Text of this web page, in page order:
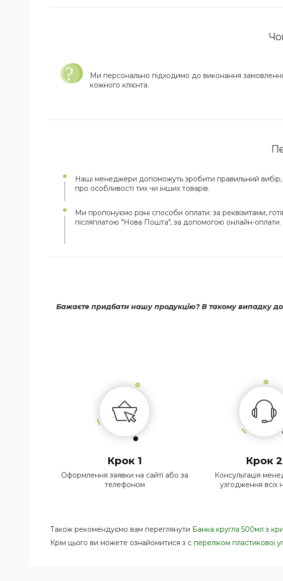
Ми персонально підходимо до виконання
кожного клієнта.
Наші менеджери допоможуть зробити правильний вибір,
про особливості тих чи інших товарів.
Ми пропонуємо різні способи оплати: за реквізитами,
післяплатою "Нова Пошта", за допомогою онлайн-оплати.
Бажаєте придбати нашу продукцію? В такому випадку
Крок 1
Оформлення заявки на сайті або за
телефоном
Крок 2
Консультація
узгодження всіх
Також рекомендуємо вам переглянути Банка кругла 500мл з
Крім цього ви можете ознайомитися з с переліком пластикової